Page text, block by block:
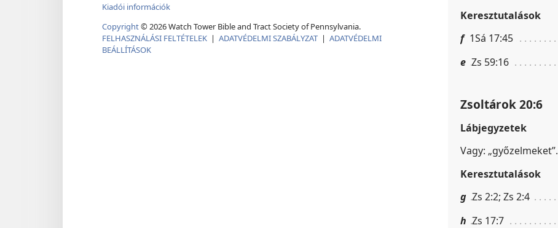
Kiadói információk
Copyright©2026Watch Tower Bible and Tract Society of Pennsylvania.
FELHASZNÁLÁSI FELTÉTELEK | ADATVÉDELMI SZABÁLYZAT | ADATVÉDELMI
BEÁLLÍTÁSOK
Keresztutalások
f 1Sá 17:45
e Zs 59:16
Zsoltárok 20:6
Lábjegyzetek
Vagy: „győzelmeket”.
Keresztutalások
g Zs 2:2; Zs 2:4
h Zs 17:7